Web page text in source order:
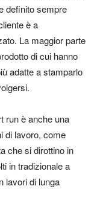
definito sempre
è a
La maggior parte
di cui hanno
adatte a stamparlo
run è anche una
di lavoro, come
che si dirottino in
in tradizionale a
lavori di lunga